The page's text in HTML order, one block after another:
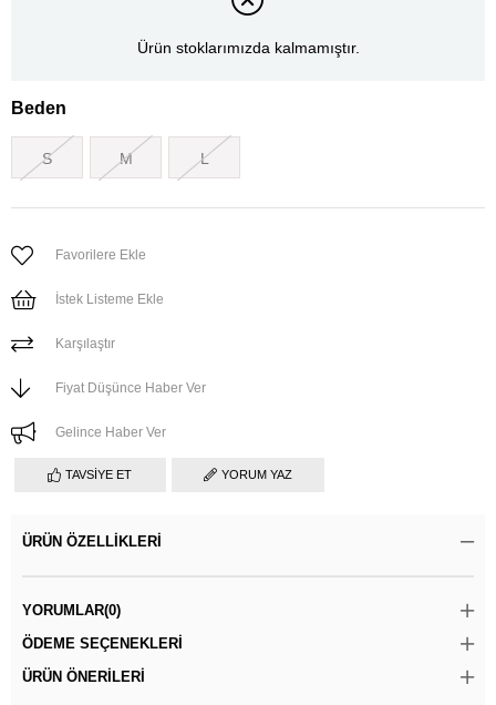
Ürün stoklarımızda kalmamıştır.
Beden
S M L
Favorilere Ekle
İstek Listeme Ekle
Karşılaştır
Fiyat Düşünce Haber Ver
Gelince Haber Ver
TAVSIYE ET YORUM YAZ
ÜRÜN ÖZELLIKLERI
YORUMLAR(0)
ÖDEME SEÇENEKLERI
ÜRÜN ÖNERILERI